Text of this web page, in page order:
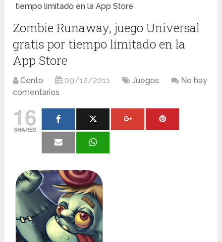
tiempo limitado en la App Store
Zombie Runaway, juego Universal
gratis por tiempo limitado en la
App Store
Cento 09/12/2011 Juegos
No hay
comentarios
16
SHARES